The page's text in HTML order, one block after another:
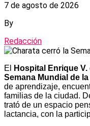
7 de agosto de 2026
By
Redacción
El Hospital Enrique V.
Semana Mundial de
de aprendizaje,
familias de la ciudad.
trató de un espacio
lactancia, con la